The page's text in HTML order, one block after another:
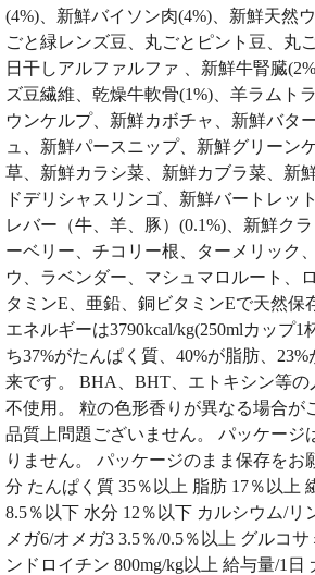
(4%)、新鮮バイソン肉(4%)、新鮮天然
ごと緑レンズ豆、丸ごとピント豆、丸
日干しアルファルファ 、新鮮牛腎臓
ズ豆繊維、乾燥牛軟骨(1%)、羊ラムト
ウンケルプ、新鮮カボチャ、新鮮バタ
ュ、新鮮パースニップ、新鮮グリーン
草、新鮮カラシ菜、新鮮カブラ菜、新
ドデリシャスリンゴ、新鮮バートレッ
レバー（牛、羊、豚）(0.1%)、新鮮ク
ーベリー、チコリー根、ターメリック
ウ、ラベンダー、マシュマロルート、
タミンE、亜鉛、銅ビタミンEで天然保
エネルギーは3790kcal/kg(250mlカップ1
ち37%がたんぱく質、40%が脂肪、
来です。 BHA、BHT、エトキシン等の
不使用。 粒の色形香りが異なる場合が
品質上問題ございません。 パッケージ
りません。 パッケージのまま保存をお
分 たんぱく質 35％以上 脂肪 17％以上
8.5％以下 水分 12％以下 カルシウム/リ
メガ6/オメガ3 3.5％/0.5％以上 グルコサ
ンドロイチン 800mg/kg以上 給与量/1日